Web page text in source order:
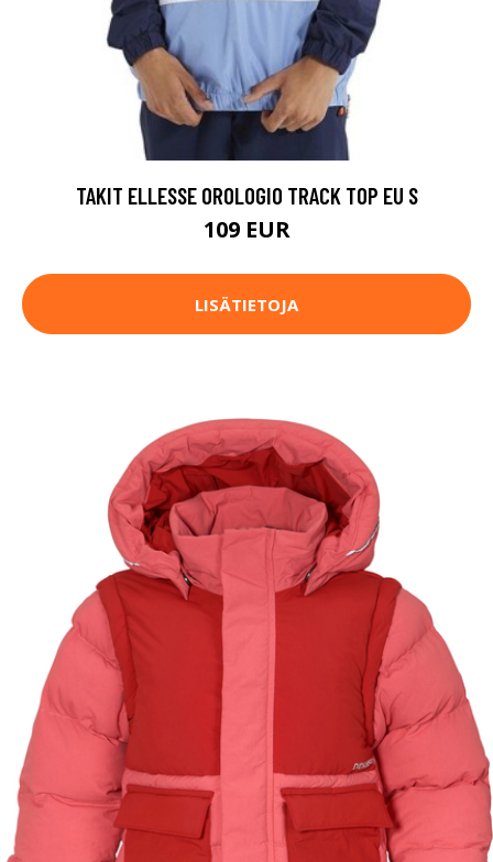
TAKIT ELLESSE OROLOGIO TRACK TOP EU S
109 EUR
LISÄTIETOJA